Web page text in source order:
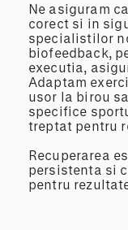
Ne asiguram
corect si in
specialistilor
biofeedback,
executia,
Adaptam
usor la birou
specifice
treptat pentru
Recuperarea
persistenta si
pentru